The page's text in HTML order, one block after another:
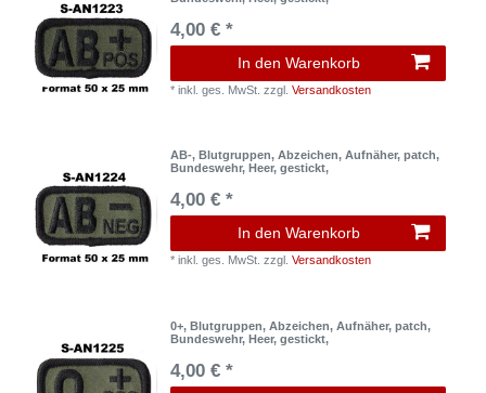
4,00 € *
In den Warenkorb
*inkl. ges. MwSt. zzgl.Versandkosten
AB-, Blutgruppen, Abzeichen, Aufnäher, patch,
Bundeswehr, Heer, gestickt,
4,00 € *
In den Warenkorb
*inkl. ges. MwSt. zzgl.Versandkosten
0+, Blutgruppen, Abzeichen, Aufnäher, patch,
Bundeswehr, Heer, gestickt,
4,00 € *